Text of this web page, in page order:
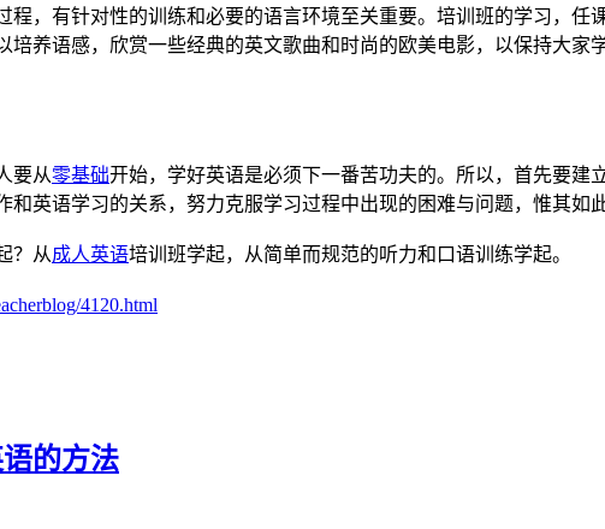
程，有针对性的训练和必要的语言环境至关重要。培训班的学习，
培养语感，欣赏一些经典的英文歌曲和时尚的欧美电影，以保持大
要从零基础开始，学好英语是必须下一番苦功夫的。所以，首先要建
英语学习的关系，努力克服学习过程中出现的困难与问题，惟其如
？从成人英语培训班学起，从简单而规范的听力和口语训练学起。
4120.html
的方法